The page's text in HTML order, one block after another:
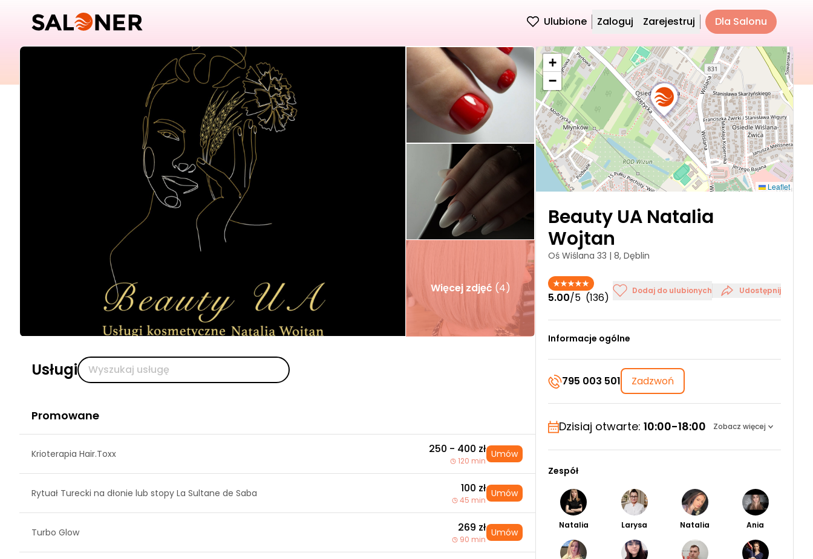
Ulubione Zaloguj Zarejestruj Dla Salonu
Więcej zdjęć (4)
Usługi
Promowane
Krioterapia Hair.Toxx 250 - 400 zł
120 min
Umów
Rytuał Turecki na dłonie lub stopy La Sultane de Saba 100 zł
45 min
Umów
Turbo Glow 269 zł
90 min
Umów
+
−
Leaflet
Beauty UA Natalia
Wojtan
Oś Wiślana 33 | 8, Dęblin
5.00/5 (136)
Dodaj do ulubionych Udostępnij
Informacje ogólne
795 003 501 Zadzwoń
Dzisiaj otwarte:10:00-18:00 Zobacz więcej
Zespół
Natalia Larysa Natalia Ania